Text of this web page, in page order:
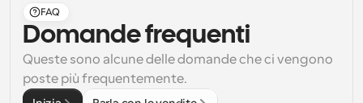
FAQ
Domande frequenti
Queste sono alcune delle domande che ci vengono
poste più frequentemente.